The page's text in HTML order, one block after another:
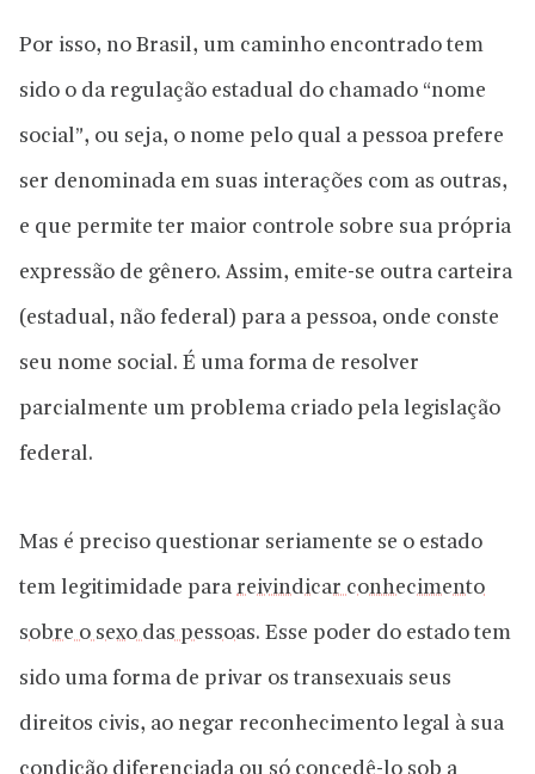
Por isso, no Brasil, um caminho encontrado tem
sido o da regulação estadual do chamado “nome
social”, ou seja, o nome pelo qual a pessoa prefere
ser denominada em suas interações com as outras,
e que permite ter maior controle sobre sua própria
expressão de gênero. Assim, emite-se outra carteira
(estadual, não federal) para a pessoa, onde conste
seu nome social. É uma forma de resolver
parcialmente um problema criado pela legislação
federal.
Mas é preciso questionar seriamente se o estado
tem legitimidade para reivindicar conhecimento
sobre o sexo das pessoas. Esse poder do estado tem
sido uma forma de privar os transexuais seus
direitos civis, ao negar reconhecimento legal à sua